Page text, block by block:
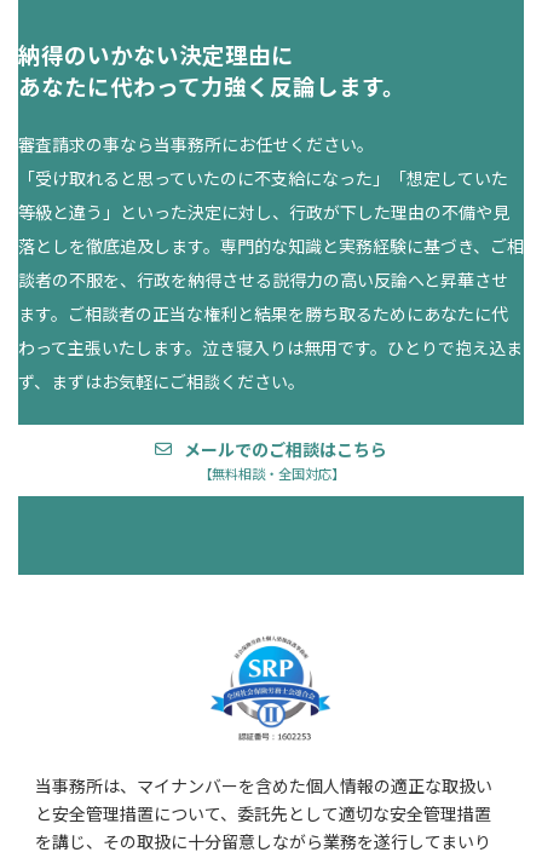
納得のいかない決定理由に
あなたに代わって力強く反論します。
審査請求の事なら当事務所にお任せください。
「受け取れると思っていたのに不支給になった」「想定していた
等級と違う」といった決定に対し、行政が下した理由の不備や見
落としを徹底追及します。専門的な知識と実務経験に基づき、ご相
談者の不服を、行政を納得させる説得力の高い反論へと昇華させ
ます。ご相談者の正当な権利と結果を勝ち取るためにあなたに代
わって主張いたします。泣き寝入りは無用です。ひとりで抱え込ま
ず、まずはお気軽にご相談ください。
メールでのご相談はこちら
【無料相談・全国対応】
当事務所は、マイナンバーを含めた個人情報の適正な取扱い
と安全管理措置について、委託先として適切な安全管理措置
を講じ、その取扱に十分留意しながら業務を遂行してまいり